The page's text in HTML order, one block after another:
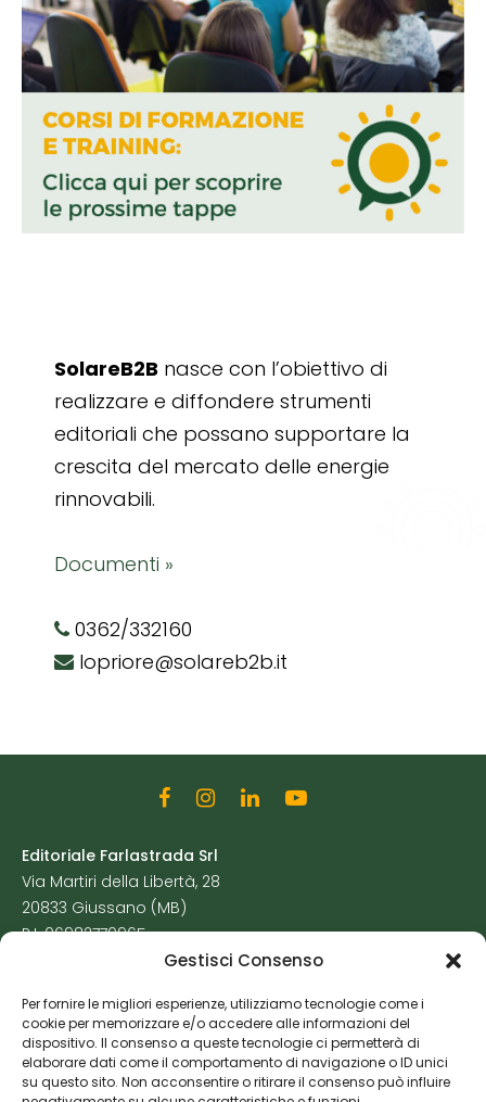
Gestisci Consenso
Per fornire le migliori esperienze, utilizziamo tecnologie come i
cookie per memorizzare e/o accedere alle informazioni del
dispositivo. Il consenso a queste tecnologie ci permetterà di
elaborare dati come il comportamento di navigazione o ID unici
su questo sito. Non acconsentire o ritirare il consenso può influire
SolareB2B nasce con l’obiettivo di
realizzare e diffondere strumenti
editoriali che possano supportare la
crescita del mercato delle energie
rinnovabili.
Documenti »
0362/332160
lopriore@solareb2b.it
Editoriale Farlastrada Srl
Via Martiri della Libertà, 28
20833 Giussano (MB)
P.I. 06982770965
Cookie Policy
Risorse Aggiuntive